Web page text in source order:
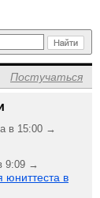
Постучаться
в 15:00 →
9:09 →
юниттеста в